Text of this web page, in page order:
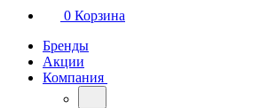
0 Корзина
Бренды
Акции
Компания